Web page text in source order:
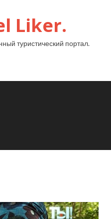
Liker.
туристический портал.